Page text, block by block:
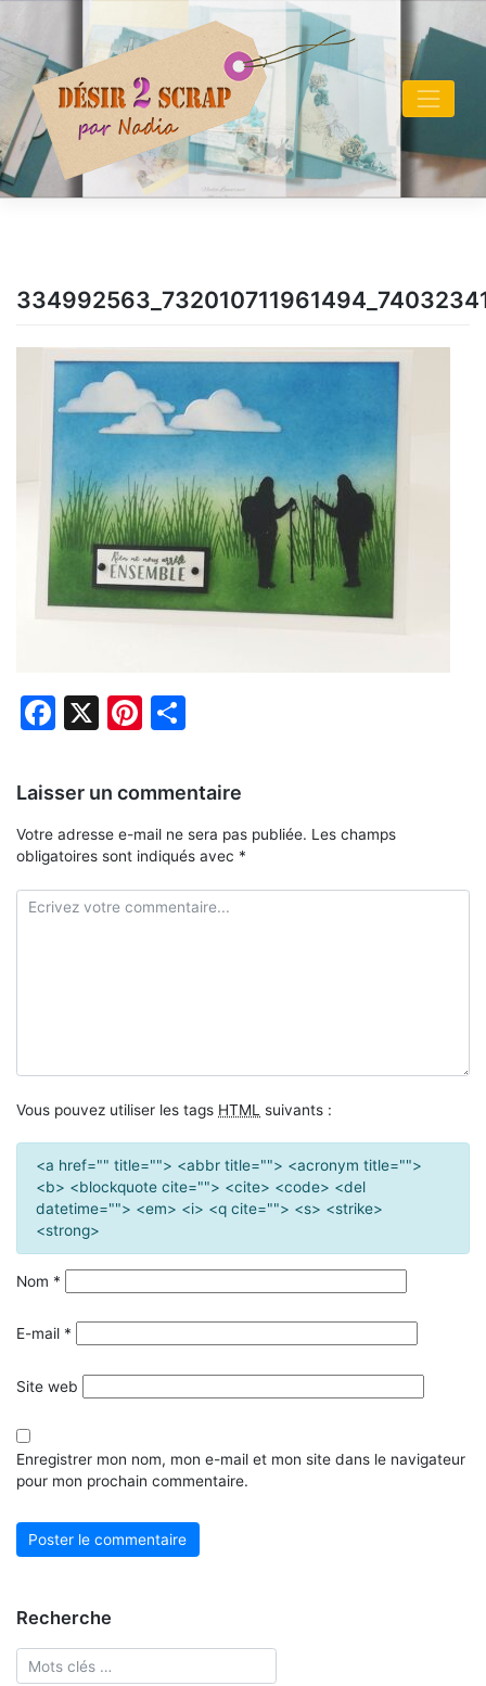
content
Facebook
X Pinterest
Laisser un commentaire
Votre adresse e-mail ne sera pas publiée. Les champs
obligatoires sont indiqués avec *
Vous pouvez utiliser les tags HTML suivants :
<a href="" title=""> <abbr title=""> <acronym title="">
<b> <blockquote cite=""> <cite> <code> <del
datetime=""> <em> <i> <q cite=""> <s> <strike>
<strong>
Nom *
E-mail *
Site web
Enregistrer mon nom, mon e-mail et mon site dans le navigateur
pour mon prochain commentaire.
Recherche